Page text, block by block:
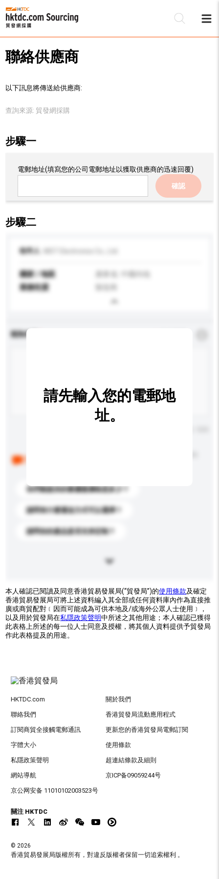
聯絡供應商
以下訊息將傳送給供應商:
查詢來源: 貿發網採購
步驟一
電郵地址(填寫您的公司電郵地址以獲取供應商的迅速回覆)
確認
步驟二
收件人
國家 / 地區
業務性質
查詢內容
你們能提供的最優惠價格是多少？
請問有什麼運送方式可以選擇？
請問你的產品是否支持定制？
請先輸入您的電郵地
址。
本人確認已閱讀及同意香港貿易發展局(“貿發局”)的使用條款及確定
香港貿易發展局可將上述資料編入其全部或任何資料庫內作為直接推
廣或商貿配對﹝因而可能成為可供本地及/或海外公眾人士使用﹞，
以及用於貿發局在私隱政策聲明中所述之其他用途；本人確認已獲得
此表格上所述的每一位人士同意及授權，將其個人資料提供予貿發局
作此表格提及的用途。
HKTDC.com 關於我們
聯絡我們 香港貿發局流動應用程式
訂閱商貿全接觸電郵通訊 更新您的香港貿發局電郵訂閱
字體大小 使用條款
私隱政策聲明 超連結條款及細則
網站導航 京ICP备09059244号
京公网安备 11010102003523号
關注 HKTDC
© 2026
香港貿易發展局版權所有，對違反版權者保留一切追索權利 。